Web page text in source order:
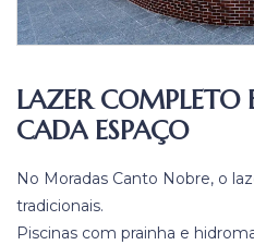
LAZER COMPLETO
CADA ESPAÇO
No Moradas Canto Nobre, o
tradicionais.
Piscinas com prainha e